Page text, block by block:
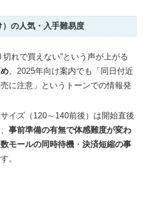
の人気・入手難易度
切れで買えない”という声が上がる
。2025年向け案内でも「同日付近
に注意」というトーンでの情報発
サイズ（120～140前後）は開始直後
事前準備の有無で体感難度が変わ
モールの同時待機 ・決済短縮の事
。